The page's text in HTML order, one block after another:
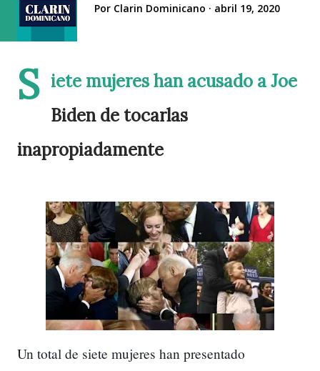
Por Clarin Dominicano abril 19, 2020
S iete mujeres han acusado a Joe
Biden de tocarlas
inapropiadamente
Un total de siete mujeres han presentado